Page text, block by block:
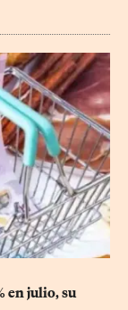
en julio, su